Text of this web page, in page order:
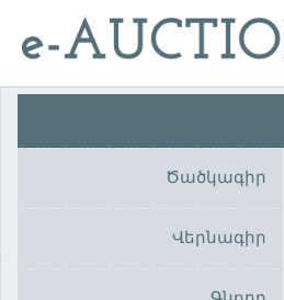
Ծածկագիր
Վերնագիր